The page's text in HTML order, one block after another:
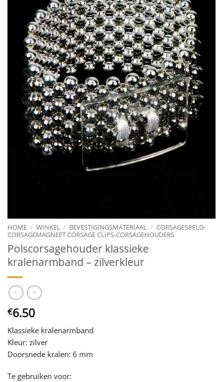
HOME / WINKEL / BEVESTIGINGSMATERIAAL / CORSAGESPELD-
CORSAGEMAGNEET CORSAGE CLIPS-CORSAGEHOUDERS
Polscorsagehouder klassieke
kralenarmband – zilverkleur
€6.50
Klassieke kralenarmband
Kleur: zilver
Doorsnede kralen: 6 mm
Te gebruiken voor: